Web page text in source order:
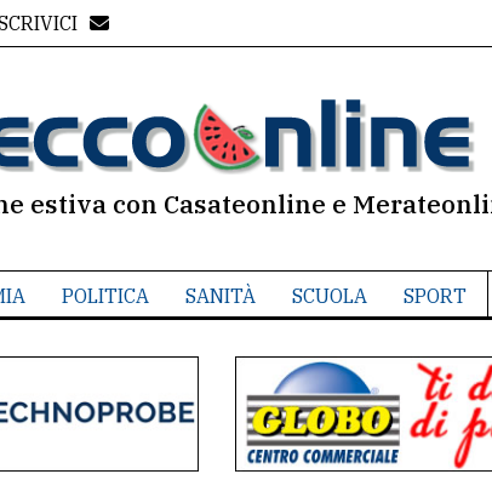
estiva con Casateonline e
POLITICA SANITÀ SCUOLA SPORT